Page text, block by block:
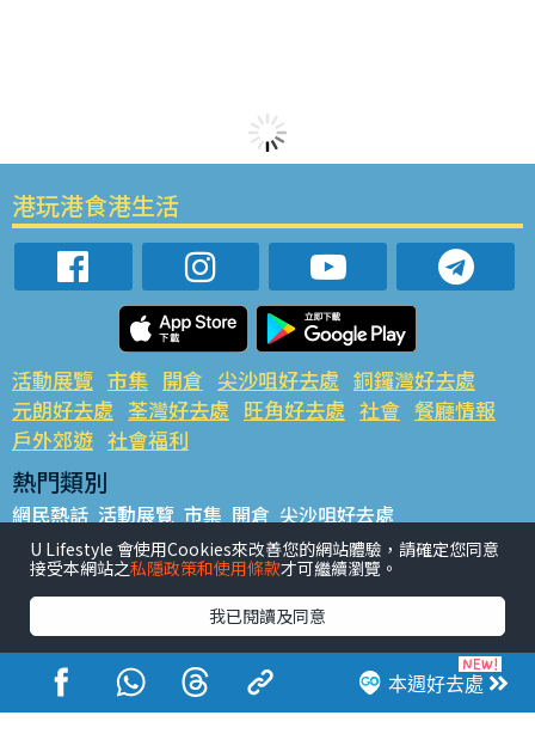
本週好去處
港玩港食港生活
活動展覽 市集 開倉 尖沙咀好去處 銅鑼灣好去處
元朗好去處 荃灣好去處 旺角好去處 社會 餐廳情報
戶外郊遊 社會福利
熱門類別
網民熱話 活動展覽 市集 開倉 尖沙咀好去處
銅鑼灣好去處 元朗好去處 荃灣好去處 旺角好去處 社會
餐廳情報 戶外郊遊
熱門標籤
#UGO搵好去處 #人氣活動推介 #美食社群熱話
#親子玩樂好去處
#ULifestyle應用程式
#限時搶
#UJetso禮物放送
#ULifestyle商戶中心 #著數 #網絡熱話
U Lifestyle 會使用Cookies來改善您的網站體驗，請確定您同意
接受本網站之私隱政策和使用條款才可繼續瀏覽。
我已閱讀及同意